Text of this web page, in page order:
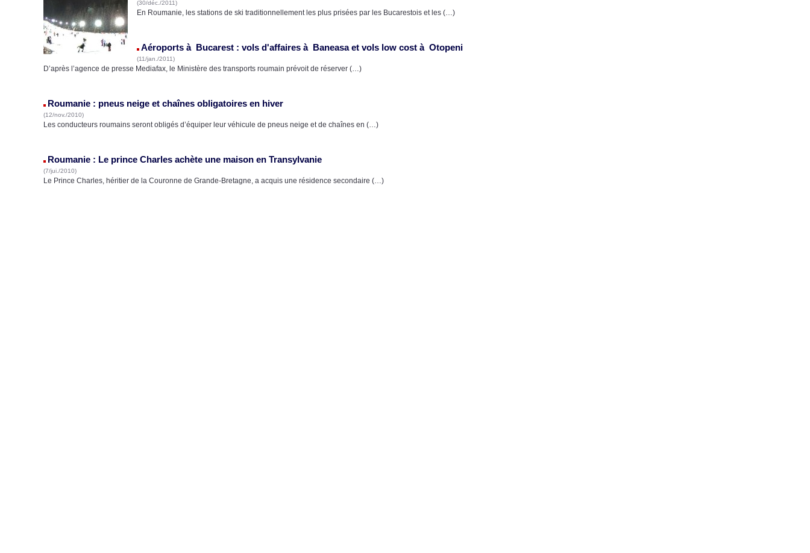
(30/déc./2011)
En Roumanie, les stations de ski traditionnellement les plus prisées par les Bucarestois et les (…)
Aéroports à Bucarest : vols d'affaires à Baneasa et vols low cost à Otopeni
(11/jan./2011)
D’après l’agence de presse Mediafax, le Ministère des transports roumain prévoit de réserver (…)
Roumanie : pneus neige et chaînes obligatoires en hiver
(12/nov./2010)
Les conducteurs roumains seront obligés d’équiper leur véhicule de pneus neige et de chaînes en (…)
Roumanie : Le prince Charles achète une maison en Transylvanie
(7/jui./2010)
Le Prince Charles, héritier de la Couronne de Grande-Bretagne, a acquis une résidence secondaire (…)